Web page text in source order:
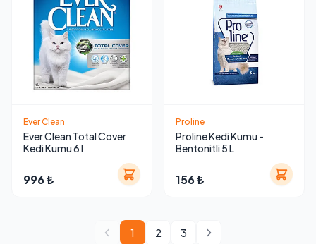
Ever Clean
Ever Clean Total Cover
Kedi Kumu 6 l
996 ₺
Proline
Proline Kedi Kumu -
Bentonitli 5 L
156 ₺
1 2 3